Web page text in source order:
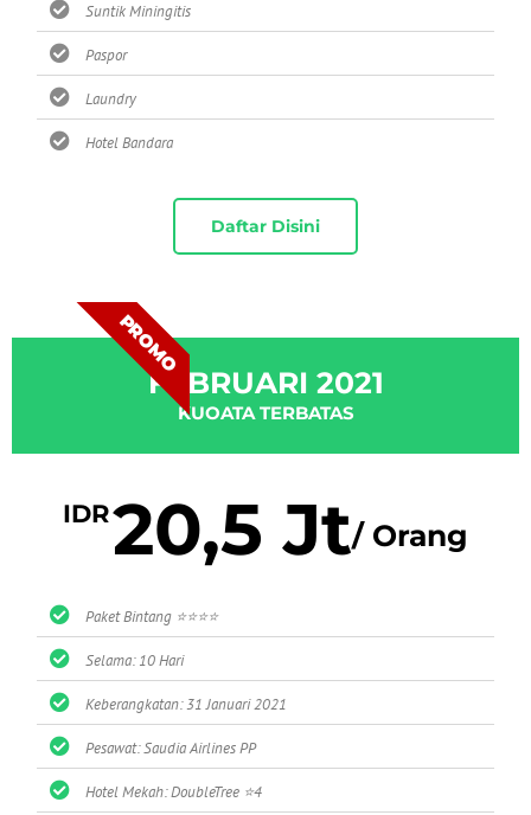
Suntik Miningitis
Paspor
Laundry
Hotel Bandara
Daftar Disini
PROMO
FEBRUARI 2021
KUOATA TERBATAS
IDR20,5 Jt/ Orang
Paket Bintang ⭐⭐⭐⭐
Selama: 10 Hari
Keberangkatan: 31 Januari 2021
Pesawat: Saudia Airlines PP
Hotel Mekah: DoubleTree ⭐4